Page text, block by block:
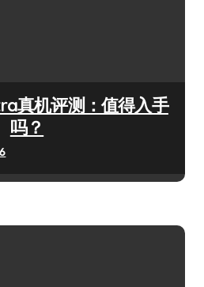
真机评测：值得入手
吗？